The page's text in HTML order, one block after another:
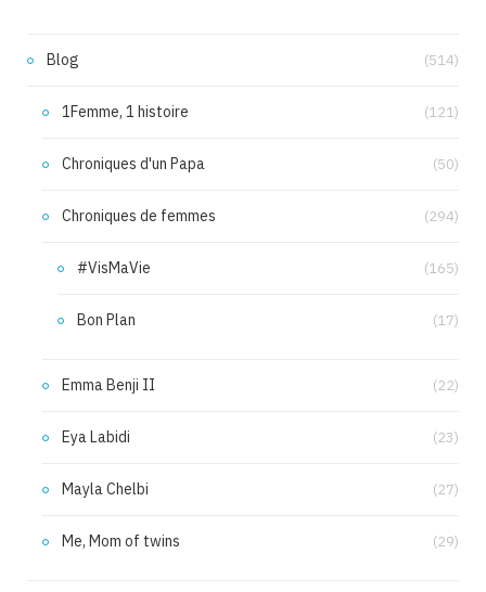
Blog (514)
1Femme, 1 histoire (121)
Chroniques d'un Papa (50)
Chroniques de femmes (294)
#VisMaVie (165)
Bon Plan (17)
Emma Benji II (22)
Eya Labidi (23)
Mayla Chelbi (27)
Me, Mom of twins (29)